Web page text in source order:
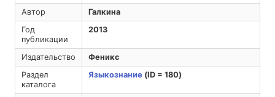
Автор
Галкина
Год
публикации
2013
Издательство
Феникс
Раздел
каталога
Языкознание(ID = 180)